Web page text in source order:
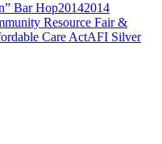
Bar Hop20142014
Resource Fair &
Care ActAFI Silver